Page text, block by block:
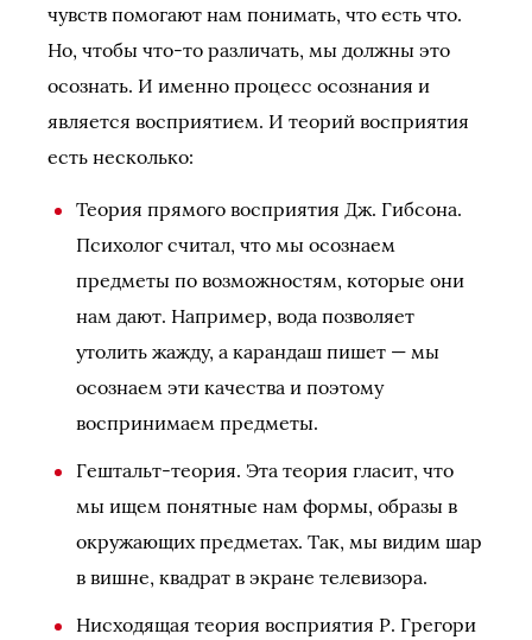
чувств помогают нам понимать, что есть что.
Но, чтобы что-то различать, мы должны это
осознать. И именно процесс осознания и
является восприятием. И теорий восприятия
есть несколько:
Теория прямого восприятия Дж. Гибсона.
Психолог считал, что мы осознаем
предметы по возможностям, которые они
нам дают. Например, вода позволяет
утолить жажду, а карандаш пишет — мы
осознаем эти качества и поэтому
воспринимаем предметы.
Гештальт-теория. Эта теория гласит, что
мы ищем понятные нам формы, образы в
окружающих предметах. Так, мы видим шар
в вишне, квадрат в экране телевизора.
Нисходящая теория восприятия Р. Грегори